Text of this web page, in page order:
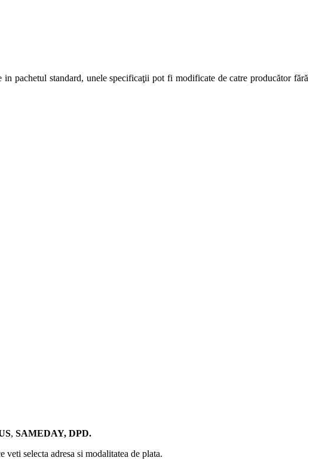
pachetul standard, unele specificaţii pot fi modificate de catre producător fără
, SAMEDAY, DPD.
selecta adresa si modalitatea de plata.